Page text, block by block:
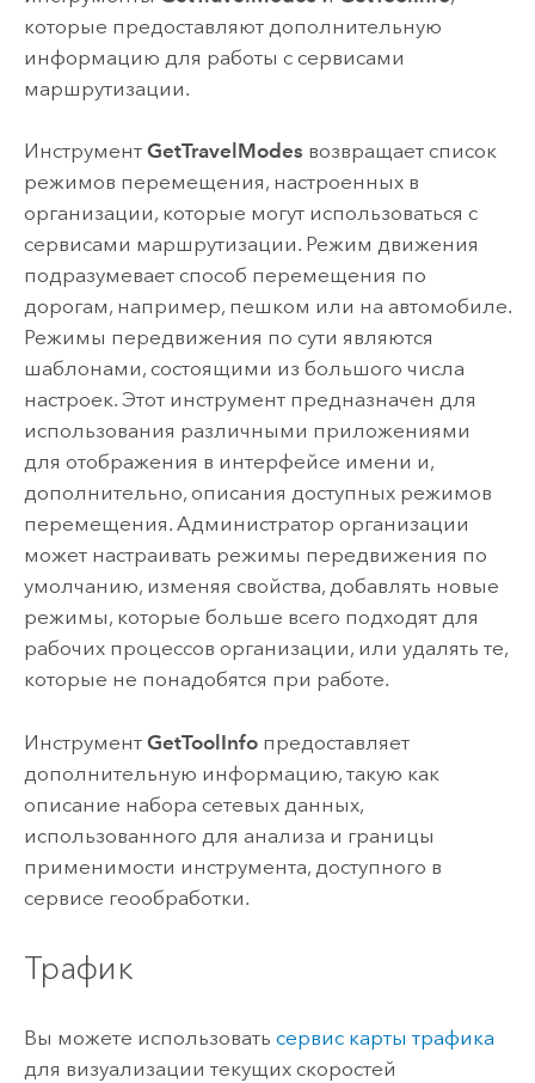
которые предоставляют дополнительную
информацию для работы с сервисами
маршрутизации.
Инструмент GetTravelModes возвращает список
режимов перемещения, настроенных в
организации, которые могут использоваться с
сервисами маршрутизации. Режим движения
подразумевает способ перемещения по
дорогам, например, пешком или на автомобиле.
Режимы передвижения по сути являются
шаблонами, состоящими из большого числа
настроек. Этот инструмент предназначен для
использования различными приложениями
для отображения в интерфейсе имени и,
дополнительно, описания доступных режимов
перемещения. Администратор организации
может настраивать режимы передвижения по
умолчанию, изменяя свойства, добавлять новые
режимы, которые больше всего подходят для
рабочих процессов организации, или удалять те,
которые не понадобятся при работе.
Инструмент GetToolInfoпредоставляет
дополнительную информацию, такую как
описание набора сетевых данных,
использованного для анализа и границы
применимости инструмента, доступного в
сервисе геообработки.
Трафик
Вы можете использовать сервис карты трафика
для визуализации текущих скоростей